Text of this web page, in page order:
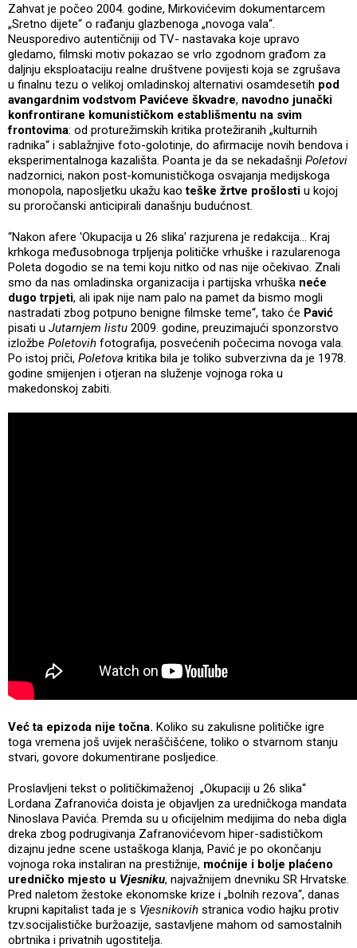
Zahvat je počeo 2004. godine, Mirkovićevim dokumentarcem
„Sretno dijete“ o rađanju glazbenoga „novoga vala“.
Neusporedivo autentičniji od TV- nastavaka koje upravo
gledamo, filmski motiv pokazao se vrlo zgodnom građom za
daljnju eksploataciju realne društvene povijesti koja se zgrušava
u finalnu tezu o velikoj omladinskoj alternativi osamdesetih pod
avangardnim vodstvom Pavićeve škvadre, navodno junački
konfrontirane komunističkom establišmentu na svim
frontovima: od proturežimskih kritika protežiranih „kulturnih
radnika“ i sablažnjive foto-golotinje, do afirmacije novih bendova i
eksperimentalnoga kazališta. Poanta je da se nekadašnji Poletovi
nadzornici, nakon post-komunističkoga osvajanja medijskoga
monopola, naposljetku ukažu kaoteške žrtve prošlosti u kojoj
su proročanski anticipirali današnju budućnost.
“Nakon afere 'Okupacija u 26 slika' razjurena je redakcija... Kraj
krhkoga međusobnoga trpljenja političke vrhuške i razularenoga
Poleta dogodio se na temi koju nitko od nas nije očekivao. Znali
smo da nas omladinska organizacija i partijska vrhuška neće
dugo trpjeti, ali ipak nije nam palo na pamet da bismo mogli
nastradati zbog potpuno benigne filmske teme“, tako će Pavić
pisati u Jutarnjem listu 2009. godine, preuzimajući sponzorstvo
izložbe Poletovih fotografija, posvećenih počecima novoga vala.
Po istoj priči, Poletova kritika bila je toliko subverzivna da je 1978.
godine smijenjen i otjeran na služenje vojnoga roka u
makedonskoj zabiti.
Već ta epizoda nije točna. Koliko su zakulisne političke igre
toga vremena još uvijek neraščišćene, toliko o stvarnom stanju
stvari, govore dokumentirane posljedice.
Proslavljeni tekst o političkimaženoj „Okupaciji u 26 slika“
Lordana Zafranovića doista je objavljen za uredničkoga mandata
Ninoslava Pavića. Premda su u oficijelnim medijima do neba digla
dreka zbog podrugivanja Zafranovićevom hiper-sadističkom
dizajnu jedne scene ustaškoga klanja, Pavić je po okončanju
vojnoga roka instaliran na prestižnije, moćnije i bolje plaćeno
uredničko mjesto u Vjesniku, najvažnijem dnevniku SR Hrvatske.
Pred naletom žestoke ekonomske krize i „bolnih rezova“, danas
krupni kapitalist tada je s Vjesnikovih stranica vodio hajku protiv
tzv.socijalističke buržoazije, sastavljene mahom od samostalnih
obrtnika i privatnih ugostitelja.